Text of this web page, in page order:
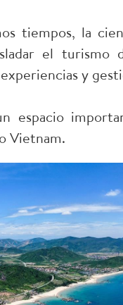
tiempos, la
el turismo
y
espacio
Vietnam.